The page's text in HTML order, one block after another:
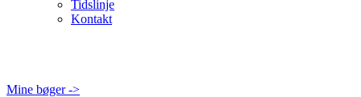
Tidslinje
Kontakt
Mine bøger ->